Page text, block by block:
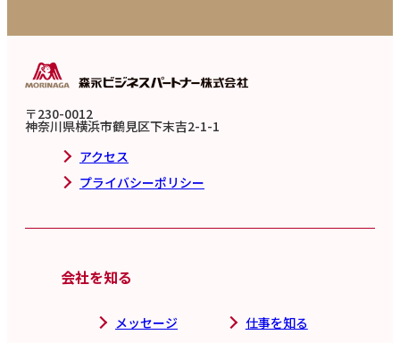
〒230-0012
神奈川県横浜市鶴見区下末吉2-1-1
アクセス
プライバシーポリシー
会社を知る
メッセージ
仕事を知る